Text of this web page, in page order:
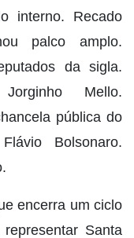
interno. Recado
palco amplo.
da sigla.
Mello.
pública do
Bolsonaro.
encerra um ciclo
Santa